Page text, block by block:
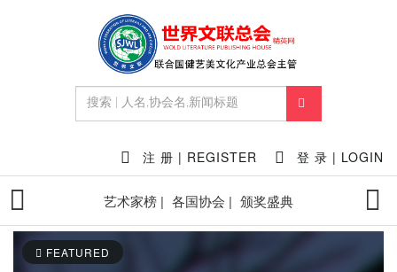
注 册 | REGISTER 登 录 | LOGIN
艺术家榜 | 各国协会 | 颁奖盛典
FEATURED